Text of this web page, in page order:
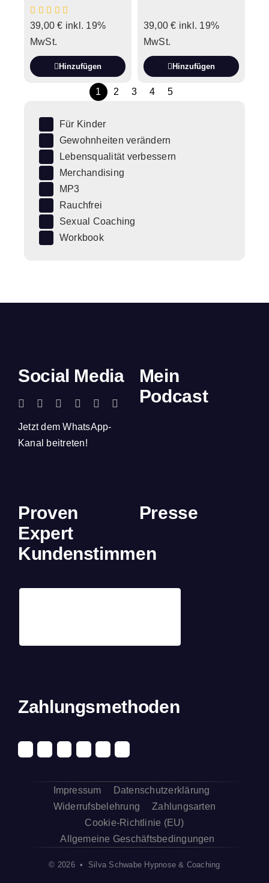
39,00€ inkl. 19%
MwSt.
Hinzufügen
39,00€ inkl. 19%
MwSt.
Hinzufügen
1 2 3 4 5
Für Kinder
Gewohnheiten verändern
Lebensqualität verbessern
Merchandising
MP3
Rauchfrei
Sexual Coaching
Workbook
Social Media
Jetzt dem WhatsApp-
Kanal beitreten!
Mein
Podcast
Proven
Expert
Kundenstimmen
Presse
Zahlungsmethoden
Impressum
Datenschutzerklärung
Widerrufsbelehrung
Zahlungsarten
Cookie-Richtlinie (EU)
Allgemeine Geschäftsbedingungen
© 2026 • Silva Schwabe Hypnose & Coaching